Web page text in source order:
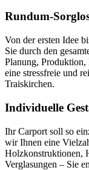
Rundum-
Von der ersten Idee
Sie durch den
Planung, Produktion,
eine stressfreie und
Traiskirchen.
Individuelle
Ihr Carport soll so
wir Ihnen eine
Holzkonstruktionen,
Verglasungen – Sie